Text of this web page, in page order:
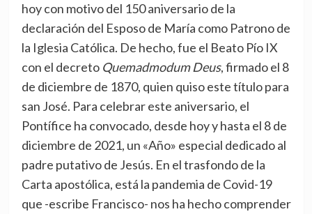
hoy con motivo del 150 aniversario de la
declaración del Esposo de María como Patrono de
la Iglesia Católica. De hecho, fue el Beato Pío IX
con el decreto Quemadmodum Deus, firmado el 8
de diciembre de 1870, quien quiso este título para
san José. Para celebrar este aniversario, el
Pontífice ha convocado, desde hoy y hasta el 8 de
diciembre de 2021, un «Año» especial dedicado al
padre putativo de Jesús. En el trasfondo de la
Carta apostólica, está la pandemia de Covid-19
que -escribe Francisco- nos ha hecho comprender